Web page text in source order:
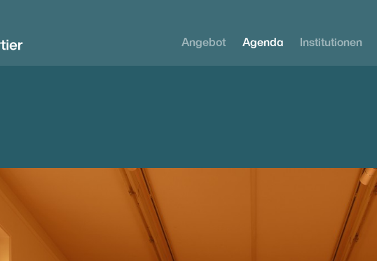
Angebot Agenda Institutionen